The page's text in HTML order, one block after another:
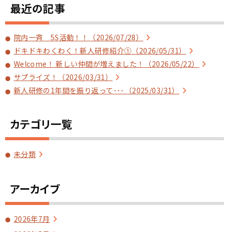
産科病棟
美容外科
健診センター
看護部
最近の記事
院内一斉 5S活動！！（2026/07/28）
ドキドキわくわく！新人研修紹介①（2026/05/31）
Welcome！ 新しい仲間が増えました！（2026/05/22）
サプライズ！（2026/03/31）
新人研修の1年間を振り返って･･･（2025/03/31）
カテゴリ一覧
未分類
アーカイブ
2026年7月